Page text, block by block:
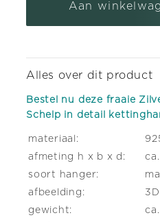
Wulk
Schelp
detail
kettinghanger
Wulk
Schelp
detail
Aan
Alles over dit product
Bestel nu deze fraaie
Schelp in detail
materiaal:
afmeting h x b x d:
soort hanger:
afbeelding:
gewicht: